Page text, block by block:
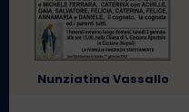
Nunziatina Vassallo